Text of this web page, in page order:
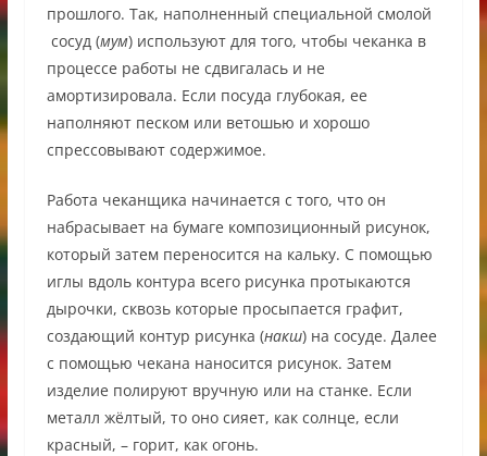
прошлого. Так, наполненный специальной смолой
сосуд (мум) используют для того, чтобы чеканка в
процессе работы не сдвигалась и не
амортизировала. Если посуда глубокая, ее
наполняют песком или ветошью и хорошо
спрессовывают содержимое.
Работа чеканщика начинается с того, что он
набрасывает на бумаге композиционный рисунок,
который затем переносится на кальку. С помощью
иглы вдоль контура всего рисунка протыкаются
дырочки, сквозь которые просыпается графит,
создающий контур рисунка (накш) на сосуде. Далее
с помощью чекана наносится рисунок. Затем
изделие полируют вручную или на станке. Если
металл жёлтый, то оно сияет, как солнце, если
красный, – горит, как огонь.